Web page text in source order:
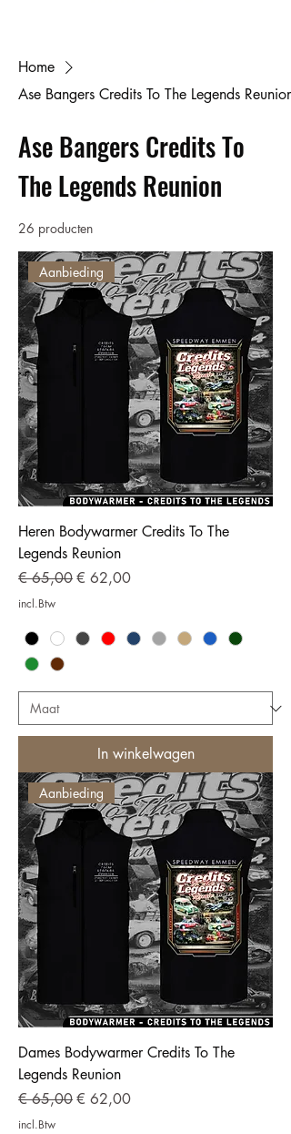
Home
Ase Bangers Credits To The Legends Reunion
Ase Bangers Credits To
The Legends Reunion
26 producten
Aanbieding
Heren Bodywarmer Credits To The
Legends Reunion
Normale prijs
€ 65,00Verkoopprijs
€ 62,00
incl.Btw
In winkelwagen
Aanbieding
Dames Bodywarmer Credits To The
Legends Reunion
Normale prijs
€ 65,00Verkoopprijs
€ 62,00
incl.Btw